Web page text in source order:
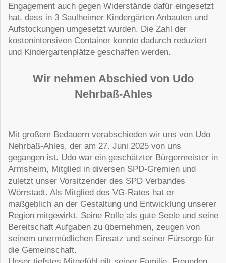
Engagement auch gegen Widerstände dafür eingesetzt
hat, dass in 3 Saulheimer Kindergärten Anbauten und
Aufstockungen umgesetzt wurden. Die Zahl der
kostenintensiven Container konnte dadurch reduziert
und Kindergartenplätze geschaffen werden.
Wir nehmen Abschied von Udo
Nehrbaß-Ahles
Mit großem Bedauern verabschieden wir uns von Udo
Nehrbaß-Ahles, der am 27. Juni 2025 von uns
gegangen ist. Udo war ein geschätzter Bürgermeister in
Armsheim, Mitglied in diversen SPD-Gremien und
zuletzt unser Vorsitzender des SPD Verbandes
Wörrstadt. Als Mitglied des VG-Rates hat er
maßgeblich an der Gestaltung und Entwicklung unserer
Region mitgewirkt. Seine Rolle als gute Seele und seine
Bereitschaft Aufgaben zu übernehmen, zeugen von
seinem unermüdlichen Einsatz und seiner Fürsorge für
die Gemeinschaft.